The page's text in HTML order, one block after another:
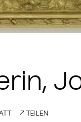
TEILEN